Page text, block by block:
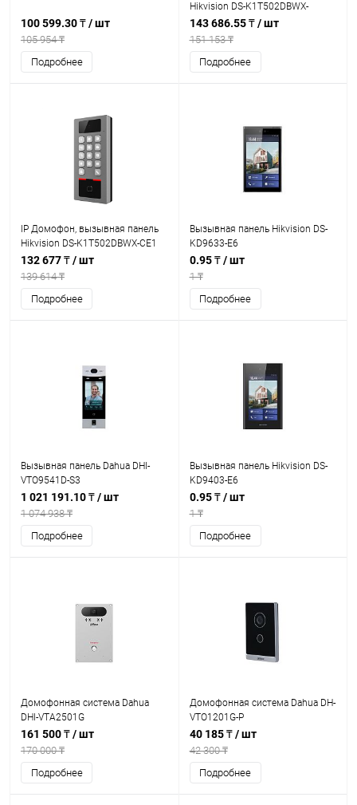
100 599.30 ₸/ шт
105 954 ₸
Подробнее
Hikvision DS-K1T502DBWX-
CQRE1
143 686.55 ₸/ шт
151 153 ₸
Подробнее
IP Домофон, вызывная панель
Hikvision DS-K1T502DBWX-CE1
132 677 ₸/ шт
139 614 ₸
Подробнее
Вызывная панель Hikvision DS-
KD9633-E6
0.95 ₸/ шт
1 ₸
Подробнее
Вызывная панель Dahua DHI-
VTO9541D-S3
1 021 191.10 ₸/ шт
1 074 938 ₸
Подробнее
Вызывная панель Hikvision DS-
KD9403-E6
0.95 ₸/ шт
1 ₸
Подробнее
Домофонная система Dahua
DHI-VTA2501G
161 500 ₸/ шт
170 000 ₸
Подробнее
Домофонная система Dahua DH-
VTO1201G-P
40 185 ₸/ шт
42 300 ₸
Подробнее